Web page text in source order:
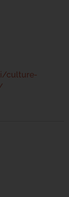
culture-